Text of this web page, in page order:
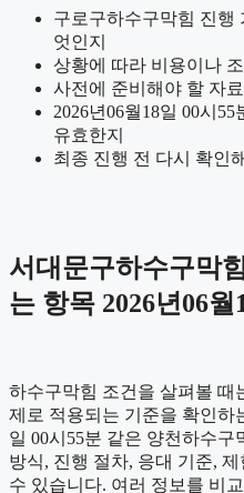
구로구하수구막힘 진행
엇인지
상황에 따라 비용이나
사전에 준비해야 할 자
2026년06월18일 00시
유효한지
최종 진행 전 다시 확인
서대문구하수구막
는 항목 2026년06월
하수구막힘 조건을 살펴볼 때
제로 적용되는 기준을 확인하
일 00시55분 같은 양천하수
방식, 진행 절차, 응대 기준,
수 있습니다. 여러 정보를 비